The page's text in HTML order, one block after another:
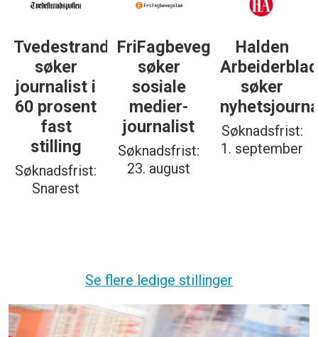
Tvedestrandsposten
søker
journalist i
60 prosent
fast
stilling
Søknadsfrist:
Snarest
FriFagbevegelse
søker
sosiale
medier-
journalist
Søknadsfrist:
23. august
Halden
Arbeiderblad
søker
Søknadsfrist:
1. september
Se flere ledige stillinger